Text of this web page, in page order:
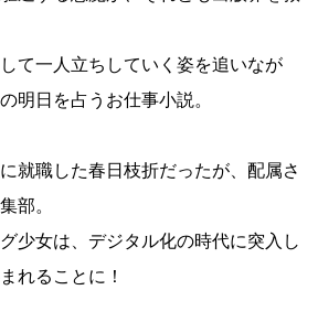
て一人立ちしていく姿を追いなが
明日を占うお仕事小説。
就職した春日枝折だったが、配属さ
部。
少女は、デジタル化の時代に突入し
れることに！